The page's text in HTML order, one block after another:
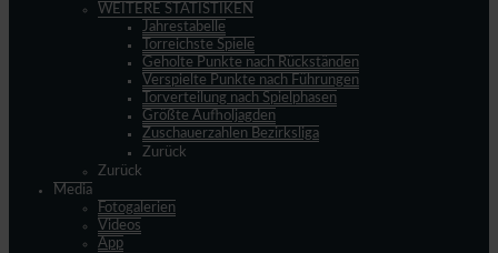
WEITERE STATISTIKEN
Jahrestabelle
Torreichste Spiele
Geholte Punkte nach Rückständen
Verspielte Punkte nach Führungen
Torverteilung nach Spielphasen
Größte Aufholjagden
Zuschauerzahlen Bezirksliga
Zurück
Zurück
Media
Fotogalerien
Videos
App